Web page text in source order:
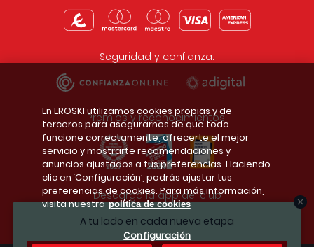
A tu lado en cada nueva etapa
Seguridad y confianza:
Premios y reconocimientos:
Descarga la app del club
En EROSKI utilizamos cookies propias y de
terceros para asegurarnos de que todo
funcione correctamente, ofrecerte el mejor
servicio y mostrarte recomendaciones y
anuncios ajustados a tus preferencias. Haciendo
clic en ‘Configuración’, podrás ajustar tus
preferencias de cookies. Para más información,
visita nuestra política de cookies
Configuración